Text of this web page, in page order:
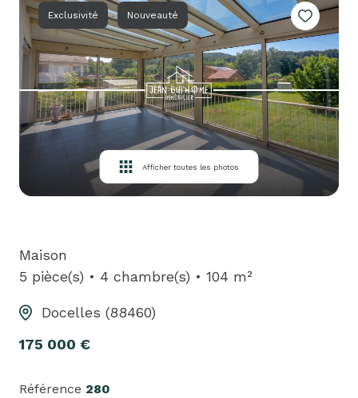
à
louer
loués
équipe
contact
Exclusivité Nouveauté
Afficher toutes les photos
Maison
5 pièce(s)
4 chambre(s) 104 m²
Docelles (88460)
175 000 €
Référence 280